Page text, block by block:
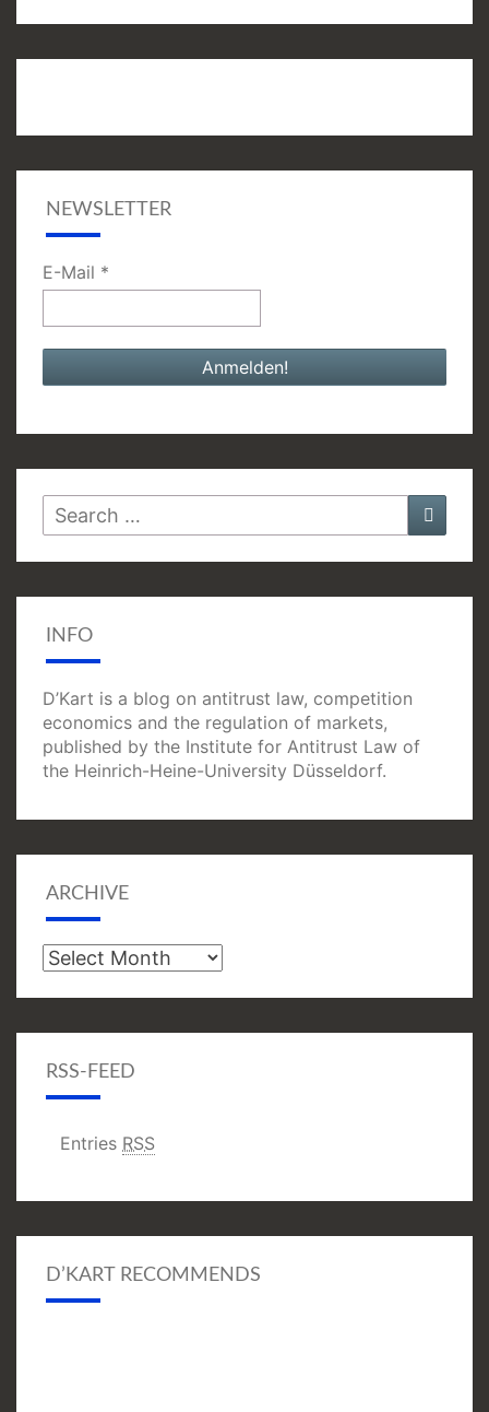
NEWSLETTER
E-Mail *
Search
for:
INFO
D’Kart is a blog on antitrust law, competition
economics and the regulation of markets,
published by the Institute for Antitrust Law of
the Heinrich-Heine-University Düsseldorf.
ARCHIVE
Archive
RSS-FEED
Entries RSS
D’KART RECOMMENDS